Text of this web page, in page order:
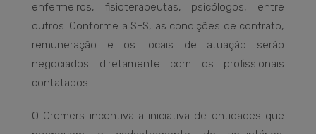
enfermeiros, fisioterapeutas, psicólogos, entre
outros. Conforme a SES, as condições de contrato,
remuneração e os locais de atuação serão
negociados diretamente com os profissionais
contatados.
O Cremers incentiva a iniciativa de entidades que